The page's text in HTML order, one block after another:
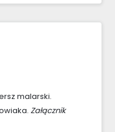
malarski.
Załącznik